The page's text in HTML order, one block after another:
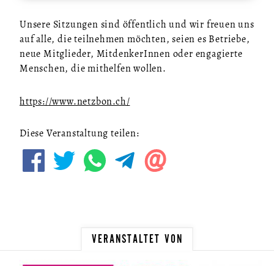
SO FUNKTIONIERTS
U.LAB HUB
WANDEL
VEREIN
NEWSLETTER
Unsere Sitzungen sind öffentlich und wir freuen uns
auf alle, die teilnehmen möchten, seien es Betriebe,
neue Mitglieder, MitdenkerInnen oder engagierte
Menschen, die mithelfen wollen.
https://www.netzbon.ch/
Diese Veranstaltung teilen:
VERANSTALTET VON